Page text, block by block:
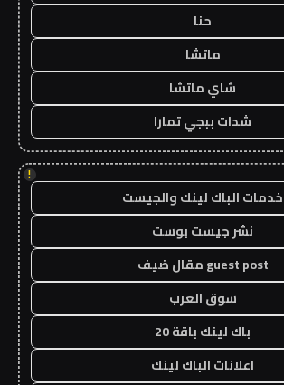
حنا
ماتشا
شاي ماتشا
شدات ببجي تمارا
!
خدمات الباك لينك والجيست
نشر جيست بوست
guest post مقال ضيف
سوق العرب
باك لينك باقة 20
اعلانات الباك لينك